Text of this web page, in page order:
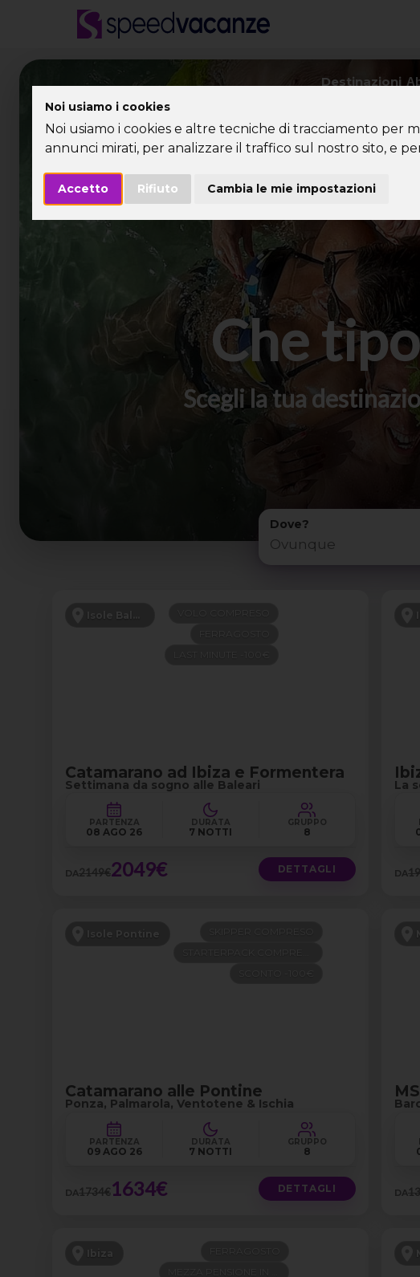
Noi usiamo i cookies
Noi usiamo i cookies e altre tecniche di tracciamento per
annunci mirati, per analizzare il traffico sul nostro sito, e
Accetto Rifiuto Cambia le mie impostazioni
Destinazioni
Che
Scegli la tua
Dove?
Isole Baleari
Catamarano ad Ibiza e Formentera
Settimana da sogno alle Baleari
PARTENZA
08 AGO 26
DURATA
7 NOTTI
GRUPPO
8
DA2149€2049€ DETTAGLI
La
DA
Isole Pontine
Catamarano alle Pontine
Ponza, Palmarola, Ventotene & Ischia
PARTENZA
09 AGO 26
DURATA
7 NOTTI
GRUPPO
8
DA1734€1634€ DETTAGLI DA
Ibiza